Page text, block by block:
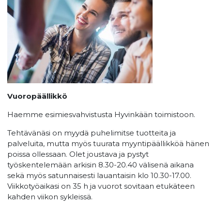
Vuoropäällikkö
Haemme esimiesvahvistusta Hyvinkään toimistoon.
Tehtävänäsi on myydä puhelimitse tuotteita ja
palveluita, mutta myös tuurata myyntipäällikköä hänen
poissa ollessaan. Olet joustava ja pystyt
työskentelemään arkisin 8.30-20.40 välisenä aikana
sekä myös satunnaisesti lauantaisin klo 10.30-17.00.
Viikkotyöaikasi on 35 h ja vuorot sovitaan etukäteen
kahden viikon sykleissä.